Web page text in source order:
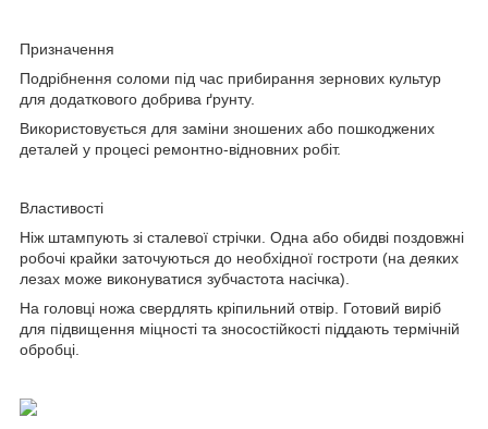
Призначення
Подрібнення соломи під час прибирання зернових культур
для додаткового добрива ґрунту.
Використовується для заміни зношених або пошкоджених
деталей у процесі ремонтно-відновних робіт.
Властивості
Ніж штампують зі сталевої стрічки. Одна або обидві поздовжні
робочі крайки заточуються до необхідної гостроти (на деяких
лезах може виконуватися зубчастота насічка).
На головці ножа свердлять кріпильний отвір. Готовий виріб
для підвищення міцності та зносостійкості піддають термічній
обробці.